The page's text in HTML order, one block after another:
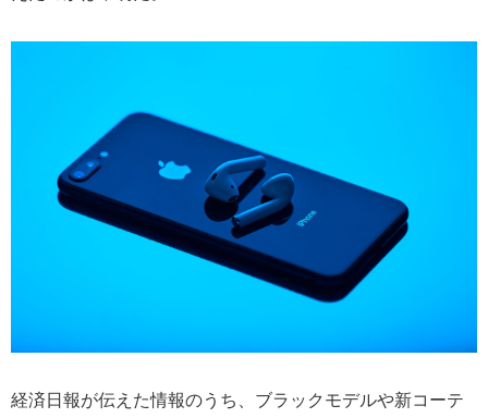
経済日報が伝えた情報のうち、ブラックモデルや新コーテ